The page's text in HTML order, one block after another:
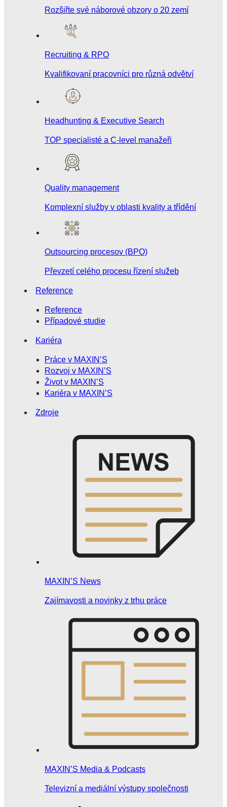
Rozšiřte své náborové obzory o 20 zemí
Recruiting & RPO
Kvalifikovaní pracovníci pro různá odvětví
Headhunting & Executive Search
TOP specialisté a C-level manažeři
Quality management
Komplexní služby v oblasti kvality a třídění
Outsourcing procesov (BPO)
Převzetí celého procesu řízení služeb
Reference
Reference
Případové studie
Kariéra
Práce v MAXIN’S
Rozvoj v MAXIN’S
Život v MAXIN’S
Kariéra v MAXIN’S
Zdroje
MAXIN’S News
Zajímavosti a novinky z trhu práce
MAXIN’S Media & Podcasts
Televizní a mediální výstupy společnosti